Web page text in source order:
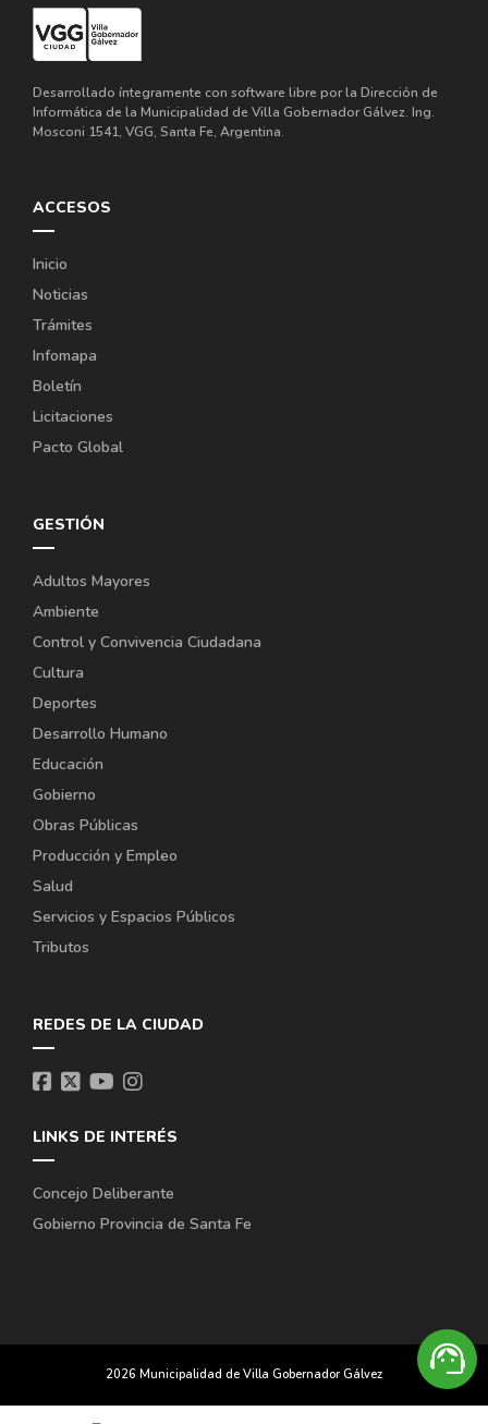
support_agent
Desarrollado íntegramente con software libre por la Dirección de
Informática de la Municipalidad de Villa Gobernador Gálvez. Ing.
Mosconi 1541, VGG, Santa Fe, Argentina.
ACCESOS
Inicio
Noticias
Trámites
Infomapa
Boletín
Licitaciones
Pacto Global
GESTIÓN
Adultos Mayores
Ambiente
Control y Convivencia Ciudadana
Cultura
Deportes
Desarrollo Humano
Educación
Gobierno
Obras Públicas
Producción y Empleo
Salud
Servicios y Espacios Públicos
Tributos
REDES DE LA CIUDAD
LINKS DE INTERÉS
Concejo Deliberante
Gobierno Provincia de Santa Fe
2026 Municipalidad de Villa Gobernador Gálvez